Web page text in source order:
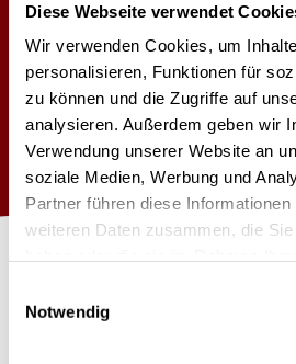
Diese Webseite verwendet
Wir verwenden Cookies, um
personalisieren, Funktionen für
zu können und die Zugriffe auf
analysieren. Außerdem geben wir
Verwendung unserer Website an
soziale Medien, Werbung und
Partner führen diese
weiteren Daten zusammen, die
Notwendig
LED Engine: 280W/100V
Lichtstrom: 5.500 Lumen
Farbmischsystem: RGBW
Farbtemperatur: Variabel
LED Type: 7 x 40W Osram
Gewicht: 9,1kg